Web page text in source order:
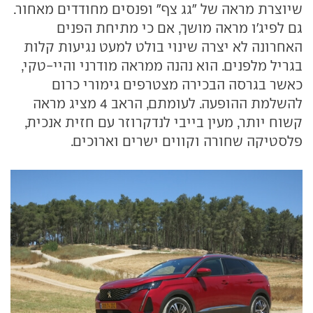
שיוצרת מראה של "גג צף" ופנסים מחודדים מאחור.
גם לפיג'ו מראה מושך, אם כי מתיחת הפנים
האחרונה לא יצרה שינוי בולט למעט נגיעות קלות
בגריל מלפנים. הוא נהנה ממראה מודרני והיי-טקי,
כאשר בגרסה הבכירה מצטרפים גימורי כרום
להשלמת ההופעה. לעומתם, הראב 4 מציג מראה
קשוח יותר, מעין בייבי לנדקרוזר עם חזית אנכית,
פלסטיקה שחורה וקווים ישרים וארוכים.